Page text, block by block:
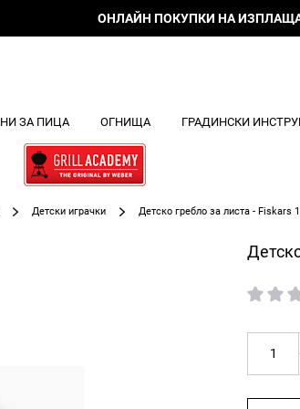
ОНЛАЙН ПОКУПКИ НА
ЗА ПИЦА ОГНИЩА ГРАДИНСКИ
Детски играчки Детско гребло за листа - Fiskars
рейтинг: